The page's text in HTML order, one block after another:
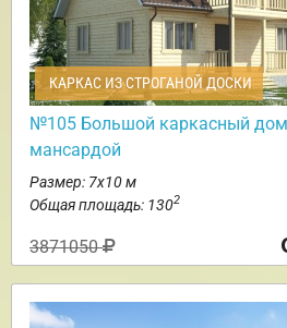
КАРКАС ИЗ СТРОГАНОЙ ДОСКИ
№105 Большой каркасный
мансардой
Размер: 7х10 м
Общая площадь: 1302
3871050